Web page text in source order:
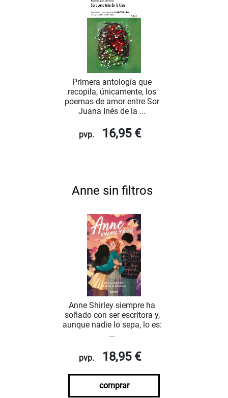
Primera antología que
recopila, únicamente, los
poemas de amor entre Sor
Juana Inés de la ...
pvp. 16,95 €
Anne sin filtros
Anne Shirley siempre ha
soñado con ser escritora y,
aunque nadie lo sepa, lo es:
...
pvp. 18,95 €
comprar